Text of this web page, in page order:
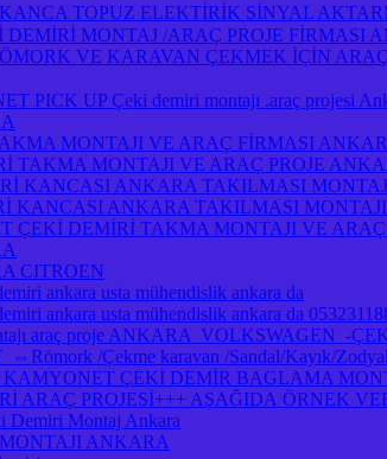
TOPUZ ELEKTİRİK SİNYAL
DEMİRİ MONTAJ /ARAÇ PROJE
VE KARAVAN ÇEKMEK İÇİN
PICK UP Çeki demiri montajı .araç projesi
MONTAJI VE ARAÇ FİRMASI
TAKMA MONTAJI VE ARAÇ PROJE
KANCASI ANKARA TAKILMASI
KANCASI ANKARA TAKILMASI
ÇEKİ DEMİRİ TAKMA MONTAJI VE
CITROEN
ankara usta mühendislik ankara da
ankara usta mühendislik ankara da
araç proje ANKARA VOLKSWAGEN
/Çekme karavan /Sandal/Kayık/
ÇEKİ DEMİR BAGLAMA
ARAÇ PROJESİ+++ AŞAĞIDA ÖRNEK
Montaj Ankara
ANKARA